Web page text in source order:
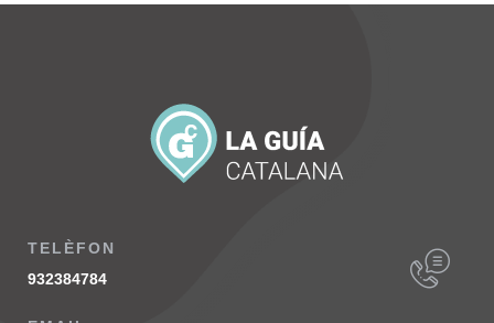
TELÈFON
932384784